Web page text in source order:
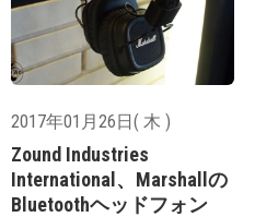
2017年01月26日( 木 )
Zound Industries
International、Marshallの
Bluetoothヘッドフォン